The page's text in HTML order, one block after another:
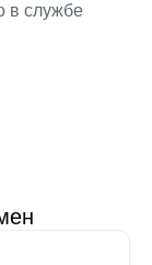
в службе